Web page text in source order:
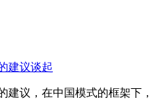
建议谈起
建议，在中国模式的框架下